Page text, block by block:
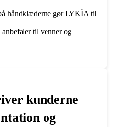
håndklæderne gør LYKÏA til
til venner og
kunderne
og